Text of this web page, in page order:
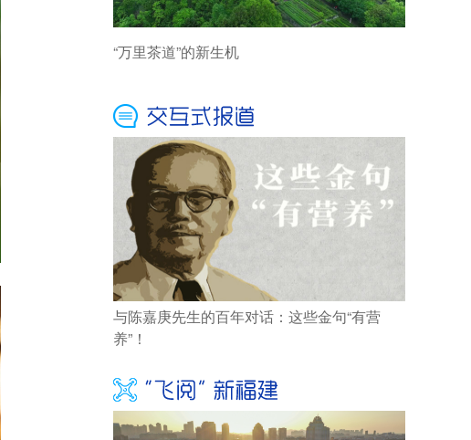
“万里茶道”的新生机
与陈嘉庚先生的百年对话：这些金句“有营
养”！